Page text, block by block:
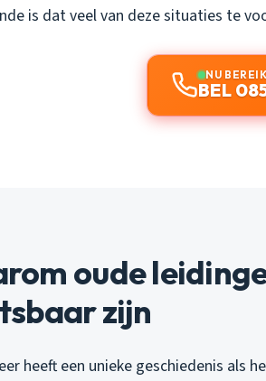
is dat veel van deze situaties te
NU
BEL
oude
zijn
heeft een unieke geschiedenis als